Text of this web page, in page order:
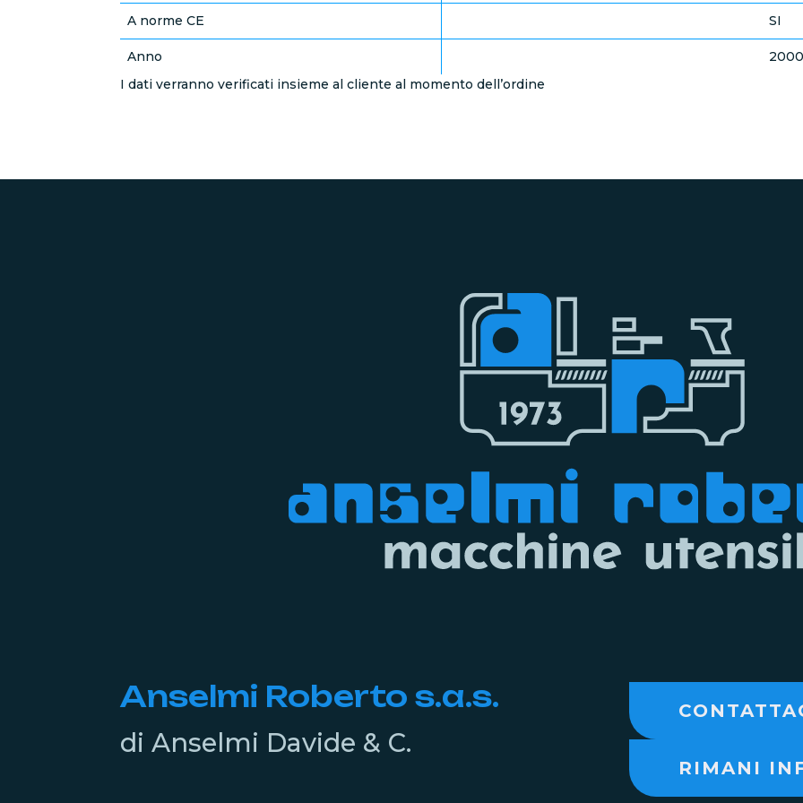
A norme CE SI
Anno
I dati verranno verificati insieme al cliente al momento dell’ordine
Anselmi Roberto s.a.s.
di Anselmi Davide & C.
RIMANI